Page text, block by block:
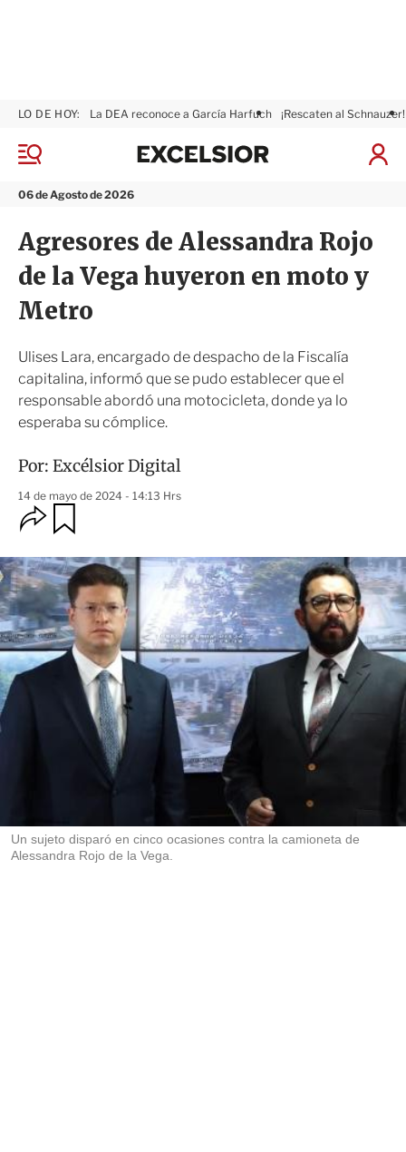
M
n
06 de Agosto de 2026
LO DE HOY: La DEA reconoce a García Harfuch ¡Rescaten al Schnauzer!
I
x
i
r
Agresores de Alessandra Rojo
de la Vega huyeron en moto y
Metro
Ulises Lara, encargado de despacho de la Fiscalía
capitalina, informó que se pudo establecer que el
responsable abordó una motocicleta, donde ya lo
esperaba su cómplice.
Por: Excélsior Digital
14 de mayo de 2024 - 14:13 Hrs
O
p
i
o
e
s
d
e
r
d
a
r
Un sujeto disparó en cinco ocasiones contra la camioneta de
Alessandra Rojo de la Vega.